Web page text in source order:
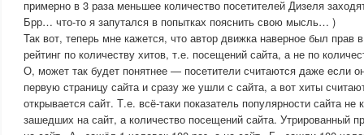
примерно в 3 раза меньшее количество посетителей Дизеля
Брр… что-то я запутался в попытках пояснить свою мысль… )
Так вот, теперь мне кажется, что автор движка наверное был прав
рейтинг по количеству хитов, т.е. посещений сайта, а не по
О, может так будет понятнее — посетители считаются даже если
первую страницу сайта и сразу же ушли с сайта, а вот хиты
открывается сайт. Т.е. всё-таки показатель популярности сайта не
зашедших на сайт, а количество посещений сайта. Утрированный